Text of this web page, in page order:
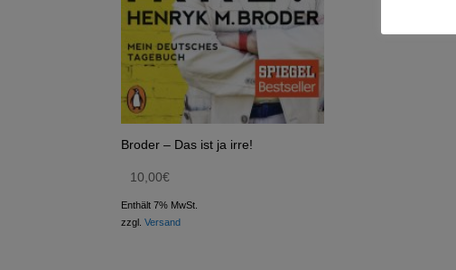
Broder – Das ist ja irre!
10,00€
Enthält 7% MwSt.
zzgl.Versand